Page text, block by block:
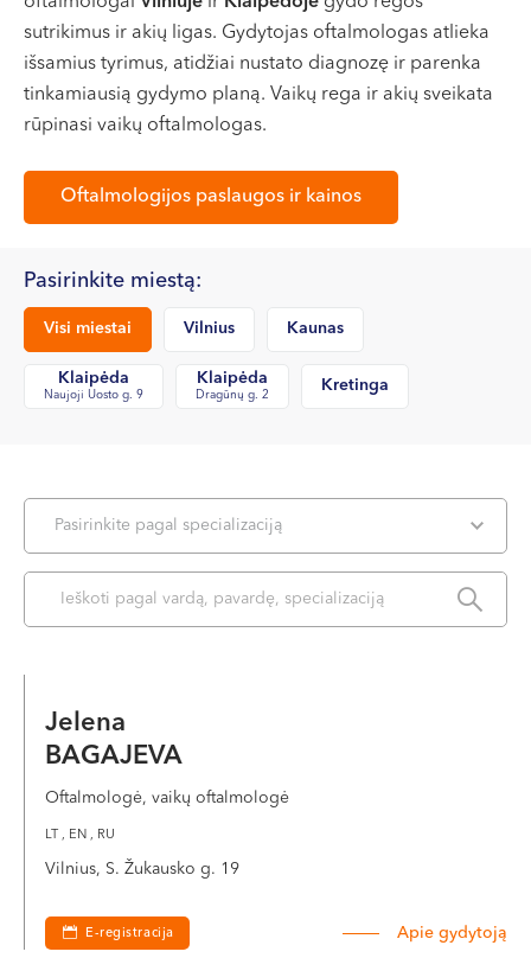
VII --
Klaipėda
Dragūnų g. 2
Darbo laikas:
VI, VII --
Darbo laikas:
VI 09:00 - 15:00
VII --
Kretinga
I-V 08:00 - 20:00
sutrikimus ir akių ligas. Gydytojas oftalmologas atlieka
išsamius tyrimus, atidžiai nustato diagnozę ir parenka
tinkamiausią gydymo planą. Vaikų rega ir akių sveikata
rūpinasi vaikų oftalmologas.
Oftalmologijos paslaugos ir kainos
Pasirinkite miestą:
Visi miestai Vilnius Kaunas
Klaipėda
Naujoji Uosto g. 9
Klaipėda
Dragūnų g. 2
Kretinga
Pasirinkite pagal specializaciją
Jelena
BAGAJEVA
Oftalmologė, vaikų oftalmologė
LT , EN , RU
Vilnius, S. Žukausko g. 19
E-registracija Apie gydytoją